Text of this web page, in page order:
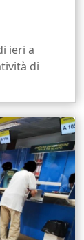
ieri a
di